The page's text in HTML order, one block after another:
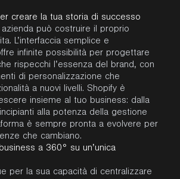
creare la tua storia di successo
può costruire il proprio
L’interfaccia semplice e
infinite possibilità per progettare
rispecchi l’essenza del brand, con
di personalizzazione che
a nuovi livelli. Shopify è
insieme al tuo business: dalla
alla potenza della gestione
è sempre pronta a evolvere per
che cambiano.
a 360° su un’unica
per la sua capacità di centralizzare